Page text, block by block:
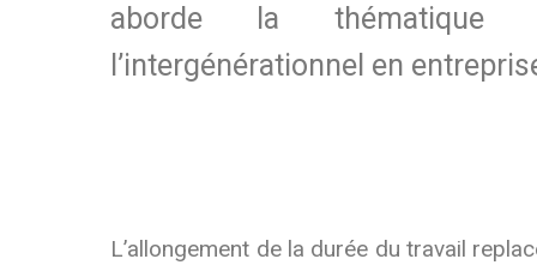
aborde la thématique
l’intergénérationnel en
L’allongement de la durée du travail